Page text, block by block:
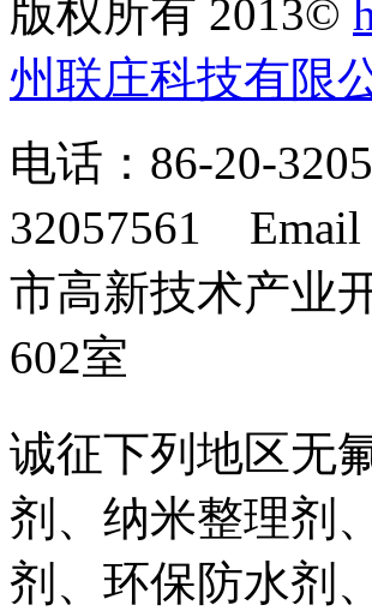
版权所有 2013©
州联庄科技有限
电话：86-20-
32057561
市高新技术产业
602室
诚征下列地区无
剂、纳米整理剂
剂、环保防水剂